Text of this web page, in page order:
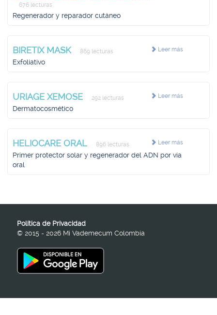
676 lecturas
Regenerador y reparador cutáneo
Leer más
BIRETIX MASK 869 lecturas
Exfoliativo
Leer más
URIAGE XEMOSE 292 lecturas
Dermatocosmético
Leer más
HELIOCARE ORAL 896 lecturas
Primer protector solar y regenerador del ADN por vía
oral
Política de Privacidad
© 2015 - 2026 Mi Vademecum Colombia